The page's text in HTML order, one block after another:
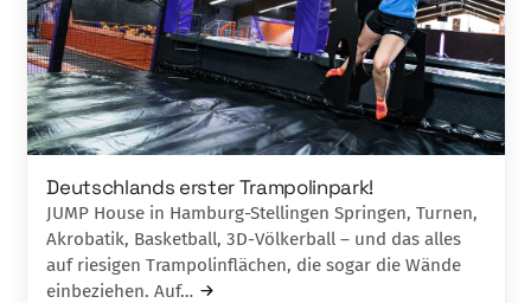
Deutschlands erster Trampolinpark!
JUMP House in Hamburg-Stellingen Springen, Turnen,
Akrobatik, Basketball, 3D-Völkerball – und das alles
auf riesigen Trampolinflächen, die sogar die Wände
einbeziehen. Auf…